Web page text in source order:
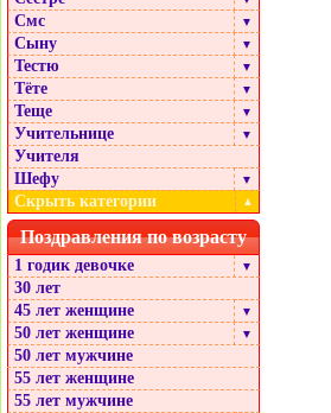
Смс ▼
Сыну ▼
Тестю ▼
Тёте ▼
Теще ▼
Учительнице ▼
Учителя
Шефу
▼
Скрыть категории ▲
Поздравления по возрасту
1 годик девочке ▼
30 лет
45 лет женщине
▼
50 лет женщине ▼
50 лет мужчине
55 лет женщине
55 лет мужчине